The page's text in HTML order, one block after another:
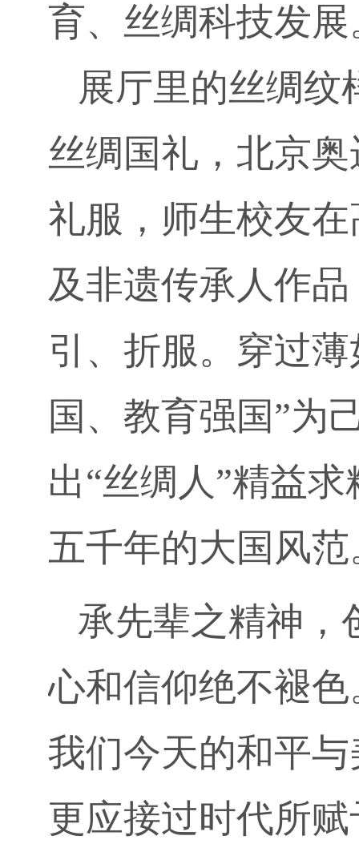
育、丝绸科技发展
展厅里的丝绸纹
丝绸国礼，北京
礼服，师生校友
及非遗传承人作
引、折服。穿过
国、教育强国”为
出“丝绸人”精益
五千年的大国风范
承先辈之精神，
心和信仰绝不褪
我们今天的和平
更应接过时代所